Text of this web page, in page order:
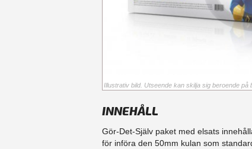
Illustrativ bild. Utseende kan skilja sig beroende på
INNEHÅLL
Gör-Det-Själv paket med elsats
för införa den 50mm kulan som